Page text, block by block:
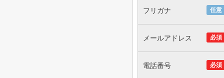
任意
フリガナ
必須
メールアドレス
必須
電話番号